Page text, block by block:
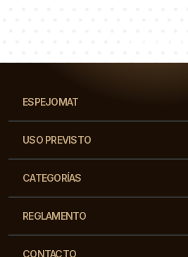
ESPEJOMAT
USO PREVISTO
CATEGORÍAS
REGLAMENTO
CONTACTO